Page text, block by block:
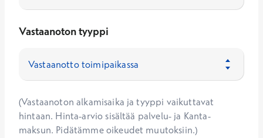
Vastaanoton tyyppi
(Vastaanoton alkamisaika ja tyyppi vaikuttavat
hintaan. Hinta-arvio sisältää palvelu- ja Kanta-
maksun. Pidätämme oikeudet muutoksiin.)